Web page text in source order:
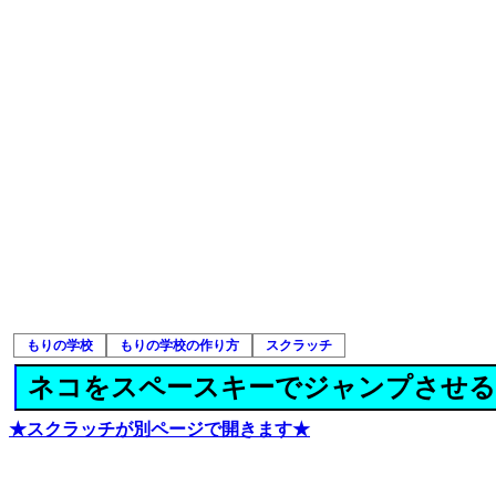
もりの学校 もりの学校の作り方 スクラッチ
ネコをスペースキーでジャンプさせる
★スクラッチが別ページで開きます★